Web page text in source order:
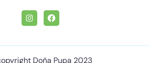
Doña Pupa 2023